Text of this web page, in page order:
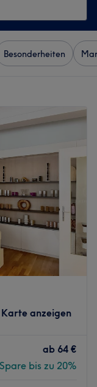
Besonderheiten
anzeigen
ab 64 €
Spare bis zu 20%